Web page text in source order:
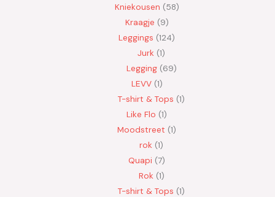
Kniekousen 58
Kraagje 9
Leggings 124
Jurk 1
Legging 69
LEVV 1
T-shirt & Tops 1
Like Flo 1
Moodstreet 1
rok 1
Quapi 7
Rok 1
T-shirt & Tops 1